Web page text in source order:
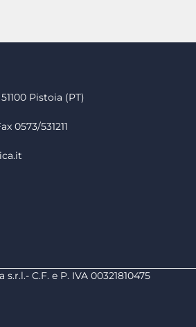
Pistoia (PT)
0573/531211
C.F. e P. IVA 00321810475